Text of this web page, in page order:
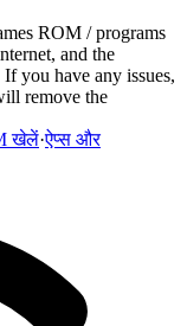
ROM / programs
and the
you have any issues,
remove the
खेलें·ऐप्स और